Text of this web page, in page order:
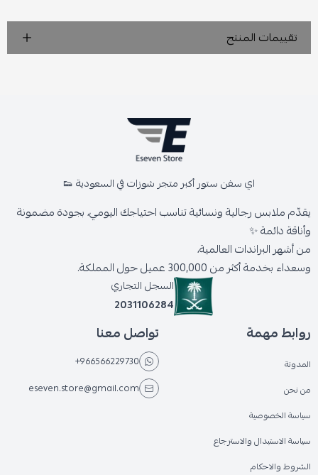
تقييمات المنتج
اي سفن ستور أكبر متجر شوزات في السعودية 👟
يقدّم ملابس رجالية ونسائية تناسب احتياجك اليومي، بجودة مضمونة
وأناقة دائمة ✨
من أشهر البراندات العالمية،
وسعداء بخدمة أكثر من 300,000 عميل حول المملكة.
السجل التجاري
2031106284
روابط مهمة
المدونة
من نحن
سياسة الخصوصية
سياسة الاستبدال والاسترجاع
الشروط والاحكام
تواصل معنا
+966566229730
eseven.store@gmail.com